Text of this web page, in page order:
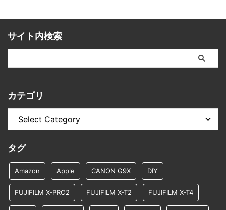
サイト内検索
カテゴリ
タグ
Amazon Apple CANON G9X DIY
FUJIFILM X-PRO2 FUJIFILM X-T2 FUJIFILM X-T4